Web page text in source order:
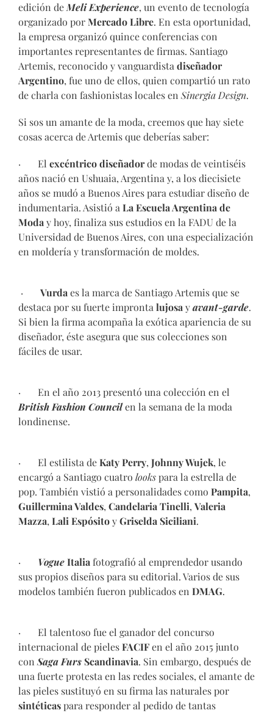
edición de Meli Experience, un evento de tecnología
organizado porMercado Libre. En esta oportunidad,
la empresa organizó quince conferencias con
importantes representantes de firmas. Santiago
Artemis, reconocido y vanguardista diseñador
Argentino, fue uno de ellos, quien compartió un rato
de charla con fashionistas locales en Sinergia Design.
Si sos un amante de la moda, creemos que hay siete
cosas acerca de Artemis que deberías saber:
· El excéntrico diseñadorde modas de veintiséis
años nació en Ushuaia, Argentina y, a los diecisiete
años se mudó a Buenos Aires para estudiar diseño de
indumentaria. Asistió a La Escuela Argentina de
Moda y hoy, finaliza sus estudios en la FADU de la
Universidad de Buenos Aires, con una especialización
en moldería y transformación de moldes.
· Vurda es la marca de Santiago Artemis que se
destaca por su fuerte impronta lujosa yavant-garde.
Si bien la firma acompaña la exótica apariencia de su
diseñador, éste asegura que sus colecciones son
fáciles de usar.
· En el año 2013 presentó una colección en el
British Fashion Councilen la semana de la moda
londinense.
· El estilista deKaty Perry, Johnny Wujek, le
encargó a Santiago cuatro lookspara la estrella de
pop. También vistió a personalidades como Pampita,
Guillermina Valdes, Candelaria Tinelli, Valeria
Mazza, Lali EspósitoyGriselda Siciliani.
· VogueItalia fotografió al emprendedor usando
sus propios diseños para su editorial. Varios de sus
modelos también fueron publicados en DMAG.
· El talentoso fue el ganador del concurso
internacional de pielesFACIFen el año 2015 junto
con Saga Furs Scandinavia. Sin embargo, después de
una fuerte protesta en las redes sociales, el amante de
las pieles sustituyó en su firma las naturales por
sintéticaspara responder al pedido de tantas